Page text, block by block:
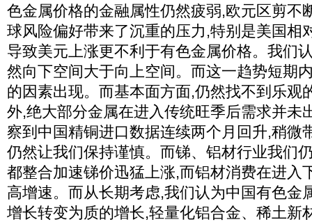
色金属价格的金融属性仍然疲弱,欧元区剪不
球风险偏好带来了沉重的压力,特别是美国相
导致美元上涨更不利于有色金属价格。我们
然向下空间大于向上空间。而这一趋势短期
的因素出现。而基本面方面,仍然找不到乐观
外,绝大部分金属在进入传统旺季后需求并未
察到中国精铜进口数据连续两个月回升,稍微
仍然让我们保持谨慎。而锑、铝材行业我们
都整合加速锑价迅猛上涨,而铝材消费在进入
高增速。而从长期考虑,我们认为中国有色金
增长转变为质的增长,轻量化铝合金、稀土新